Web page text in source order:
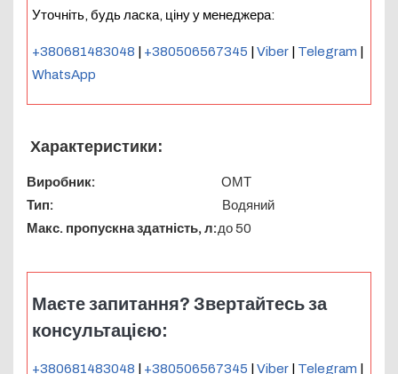
Уточніть, будь ласка, ціну у менеджера:
+380681483048 | +380506567345 |Viber | Telegram |
WhatsApp
Характеристики:
Виробник: ОМТ
Тип: Водяний
Макс. пропускна здатність, л:до 50
Маєте запитання? Звертайтесь за
консультацією:
+380681483048 | +380506567345 |Viber | Telegram |